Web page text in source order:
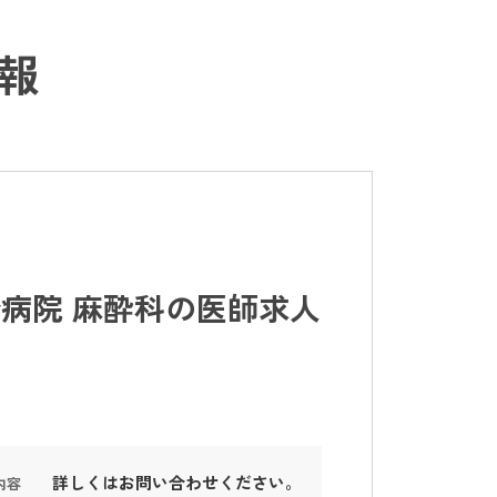
院 麻酔科の医師求人
容 詳しくはお問い合わせください。